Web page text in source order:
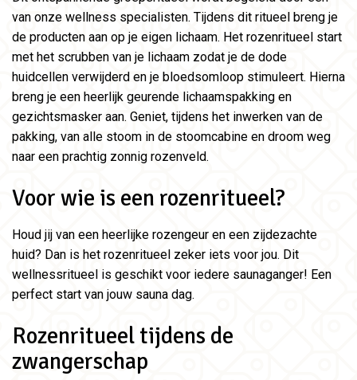
van onze wellness specialisten. Tijdens dit ritueel breng je
de producten aan op je eigen lichaam. Het rozenritueel start
met het scrubben van je lichaam zodat je de dode
huidcellen verwijderd en je bloedsomloop stimuleert. Hierna
breng je een heerlijk geurende lichaamspakking en
gezichtsmasker aan. Geniet, tijdens het inwerken van de
pakking, van alle stoom in de stoomcabine en droom weg
naar een prachtig zonnig rozenveld.
Voor wie is een rozenritueel?
Houd jij van een heerlijke rozengeur en een zijdezachte
huid? Dan is het rozenritueel zeker iets voor jou. Dit
wellnessritueel is geschikt voor iedere saunaganger! Een
perfect start van jouw sauna dag.
Rozenritueel tijdens de
zwangerschap